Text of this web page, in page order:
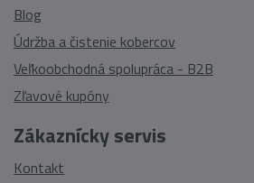
Zákaznícky servis
Kontakt
Blog
Údržba a čistenie kobercov
Veľkoobchodná spolupráca - B2B
Zľavové kupóny